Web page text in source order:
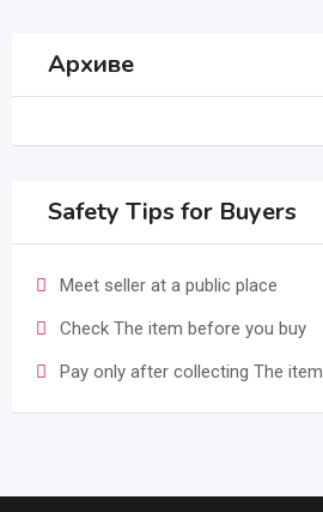
Архиве
Safety Tips for Buyers
Meet seller at a public place
Check The item before you buy
Pay only after collecting The item